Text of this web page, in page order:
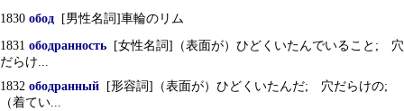
1830 обод [男性名詞]車輪のリム
1831 ободранность [女性名詞]（表面が）ひどくいたんでいること; 穴
だらけ...
1832 ободранный [形容詞]（表面が）ひどくいたんだ; 穴だらけの;
（着てい...